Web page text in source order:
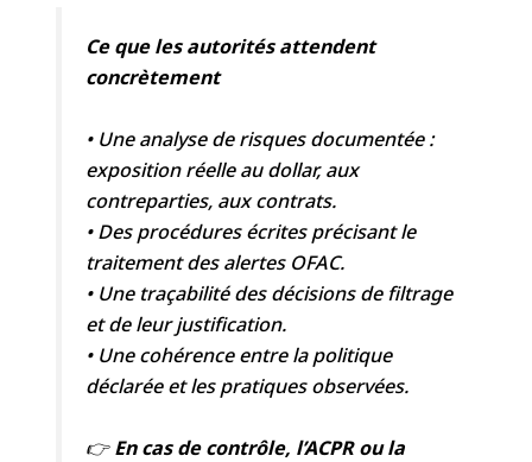
Ce que les autorités attendent
concrètement
• Une analyse de risques documentée :
exposition réelle au dollar, aux
contreparties, aux contrats.
• Des procédures écrites précisant le
traitement des alertes OFAC.
• Une traçabilité des décisions de filtrage
et de leur justification.
• Une cohérence entre la politique
déclarée et les pratiques observées.
👉En cas de contrôle, l’ACPR ou la